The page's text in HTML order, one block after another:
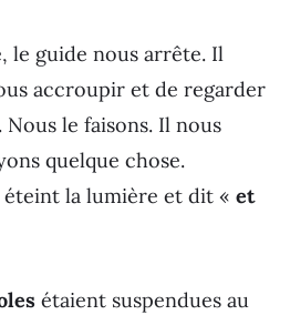
le guide nous arrête. Il
accroupir et de regarder
le faisons. Il nous
quelque chose.
éteint la lumière et dit « et
étaient suspendues au